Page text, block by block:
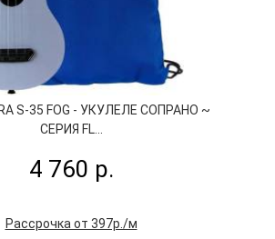
S-35 FOG - УКУЛЕЛЕ СОПРАНО ~
СЕРИЯ FL...
4 760 р.
Рассрочка от 397р./м